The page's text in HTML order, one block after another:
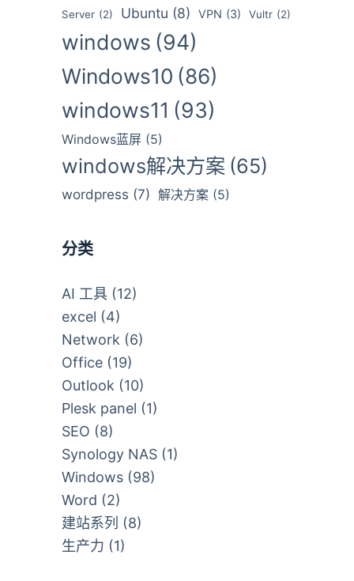
Server (2) Ubuntu (8) VPN (3) Vultr (2)
windows (94)
Windows10 (86)
windows11 (93)
Windows蓝屏 (5)
windows解决方案 (65)
wordpress (7) 解决方案 (5)
分类
AI 工具 (12)
excel (4)
Network (6)
Office (19)
Outlook (10)
Plesk panel (1)
SEO (8)
Synology NAS (1)
Windows (98)
Word (2)
建站系列 (8)
生产力 (1)